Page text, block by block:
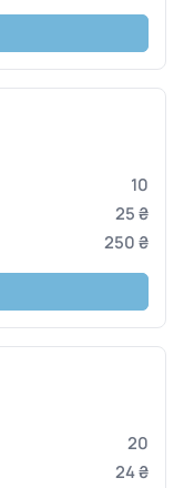
10
25 ₴
250 ₴
20
24 ₴